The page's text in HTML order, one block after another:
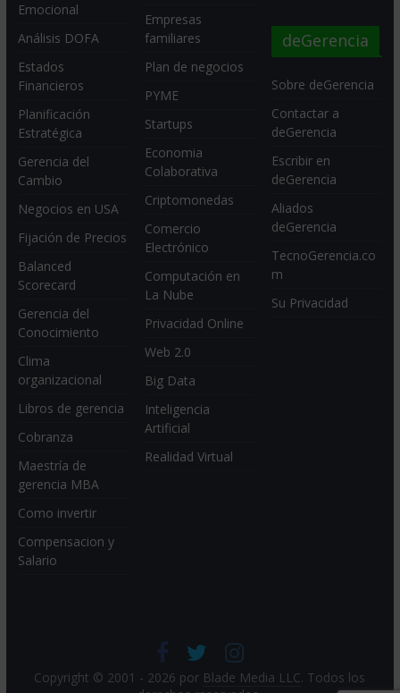
Emocional
Análisis DOFA
Estados
Financieros
Planificación
Estratégica
Gerencia del
Cambio
Negocios en USA
Fijación de Precios
Balanced
Scorecard
Gerencia del
Conocimiento
Clima
organizacional
Libros de gerencia
Cobranza
Maestría de
gerencia MBA
Como invertir
Compensacion y
Salario
Empresas
familiares
Plan de negocios
PYME
Startups
Economia
Colaborativa
Criptomonedas
Comercio
Electrónico
Computación en
La Nube
Privacidad Online
Web 2.0
Big Data
Inteligencia
Artificial
Realidad Virtual
deGerencia
Sobre deGerencia
Contactar a
deGerencia
Escribir en
deGerencia
Aliados
deGerencia
TecnoGerencia.co
m
Su Privacidad
Copyright © 2001 - 2026 por Blade Media LLC. Todos los